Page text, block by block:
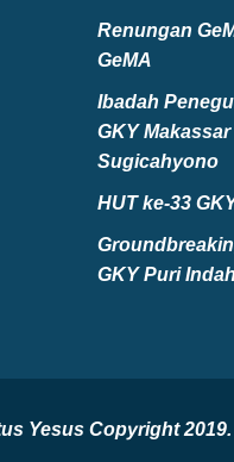
Renungan
GeMA
Ibadah
GKY
Sugicahyono
HUT ke-33
GKY Puri
Yesus Copyright